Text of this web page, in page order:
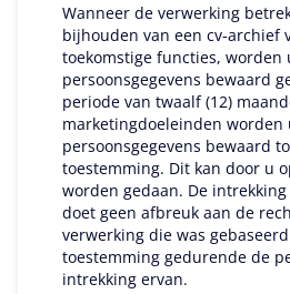
Wanneer de verwerking
bijhouden van een cv-archief
toekomstige functies, worden
persoonsgegevens bewaard
periode van twaalf (12)
marketingdoeleinden worden
persoonsgegevens bewaard
toestemming. Dit kan door u
worden gedaan. De
doet geen afbreuk aan de
verwerking die was
toestemming gedurende de
intrekking ervan.